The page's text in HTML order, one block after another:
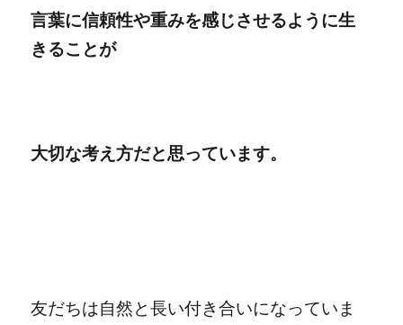
言葉に信頼性や重みを感じさせるように生
きることが
大切な考え方だと思っています。
友だちは自然と長い付き合いになっていま